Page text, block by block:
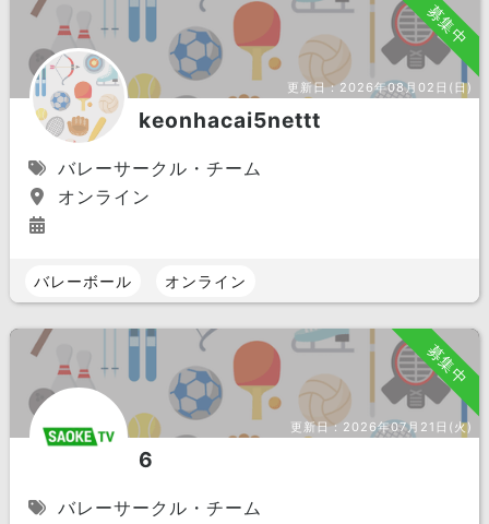
募集中
更新日：2026年08月02日(日)
keonhacai5nettt
バレーサークル・チーム
オンライン
バレーボール オンライン
募集中
更新日： 2026年07月21日(火)
6
バレーサークル・チーム